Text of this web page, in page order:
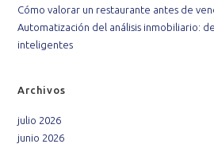
Cómo valorar un restaurante antes de
Automatización del análisis inmobiliario:
inteligentes
Archivos
julio 2026
junio 2026